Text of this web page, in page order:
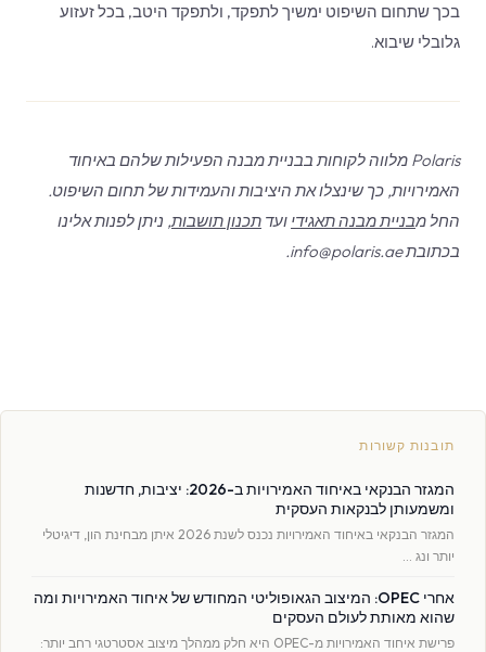
בכך שתחום השיפוט ימשיך לתפקד, ולתפקד היטב, בכל זעזוע
גלובלי שיבוא.
Polaris מלווה לקוחות בבניית מבנה הפעילות שלהם באיחוד
האמירויות, כך שינצלו את היציבות והעמידות של תחום השיפוט.
החל מבניית מבנה תאגידי ועד תכנון תושבות, ניתן לפנות אלינו
בכתובת info@polaris.ae.
תובנות קשורות
המגזר הבנקאי באיחוד האמירויות ב-2026: יציבות, חדשנות
ומשמעותן לבנקאות העסקית
המגזר הבנקאי באיחוד האמירויות נכנס לשנת 2026 איתן מבחינת הון, דיגיטלי
יותר ונג …
אחרי OPEC: המיצוב הגאופוליטי המחודש של איחוד האמירויות ומה
שהוא מאותת לעולם העסקים
פרישת איחוד האמירויות מ-OPEC היא חלק ממהלך מיצוב אסטרטגי רחב יותר: